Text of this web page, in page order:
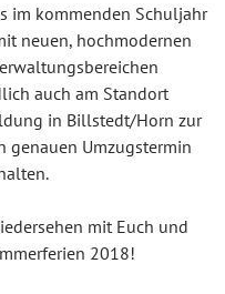
im kommenden Schuljahr
neuen, hochmodernen
auch am Standort
in Billstedt/Horn zur
genauen Umzugstermin
mit Euch und
2018!